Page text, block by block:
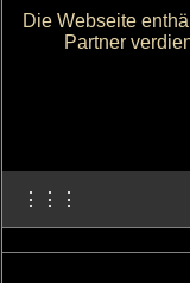
Die Webseite
Partner
⋮⋮⋮